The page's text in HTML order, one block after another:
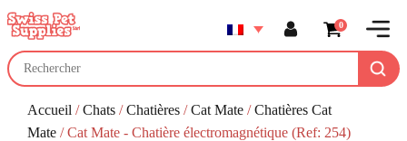
0
Accueil /Chats /Chatières /Cat Mate /Chatières Cat
Mate / Cat Mate - Chatière électromagnétique (Ref: 254)